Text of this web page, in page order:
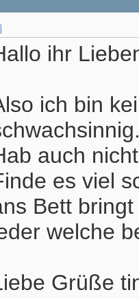
ihr
ich bin
auch
es viel
Bett
welche
Grüße